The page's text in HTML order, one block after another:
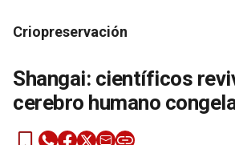
Criopreservación
Shangai: científicos
cerebro humano